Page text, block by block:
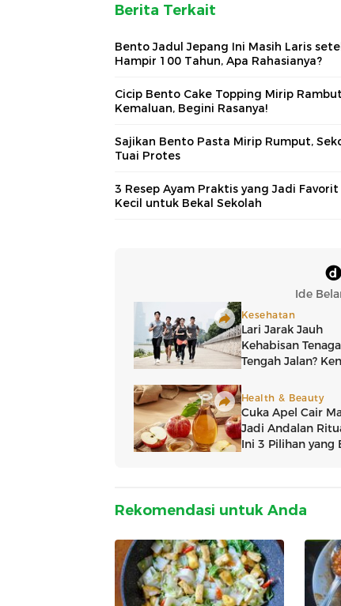
Berita Terkait
Bento Jadul Jepang Ini Masih Laris
Hampir 100 Tahun, Apa Rahasianya?
Cicip Bento Cake Topping Mirip Rambut
Kemaluan, Begini Rasanya!
Sajikan Bento Pasta Mirip Rumput,
Tuai Protes
3 Resep Ayam Praktis yang Jadi Favorit
Kecil untuk Bekal Sekolah
Rekomendasi untuk Anda